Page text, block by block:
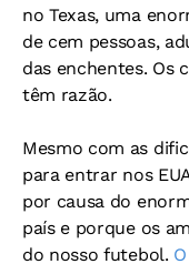
no Texas, uma
de cem pessoas,
das enchentes. Os
têm razão.
Mesmo com as
para entrar nos
por causa do
país e porque os
do nosso futebol.